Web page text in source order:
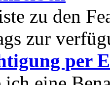
zu den
zur
per